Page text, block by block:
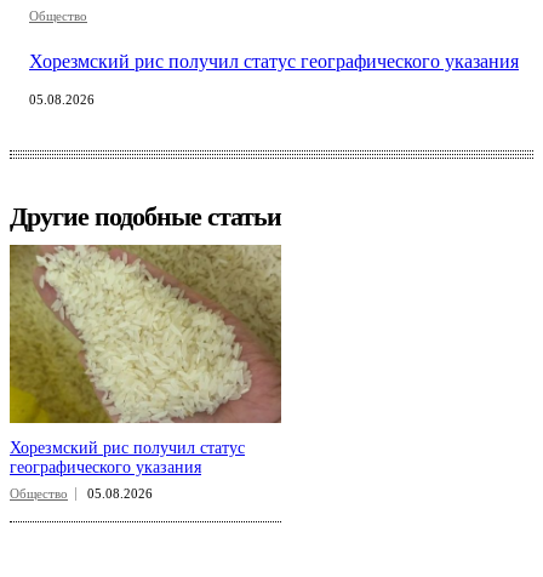
Общество
Хорезмский рис получил статус географического указания
05.08.2026
Другие подобные статьи
Хорезмский рис получил статус
географического указания
Общество 05.08.2026